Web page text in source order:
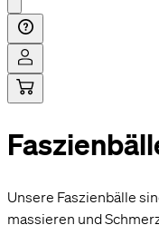
Unsere Faszienbälle
massieren und